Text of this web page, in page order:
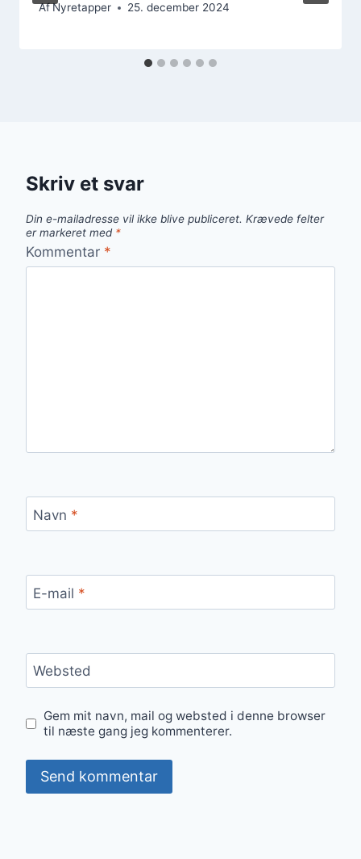
AfNyretapper 25. december 2024
Skriv et svar
Din e-mailadresse vil ikke blive publiceret. Krævede felter
er markeret med *
Kommentar *
Navn *
E-mail *
Websted
Gem mit navn, mail og websted i denne browser
til næste gang jeg kommenterer.